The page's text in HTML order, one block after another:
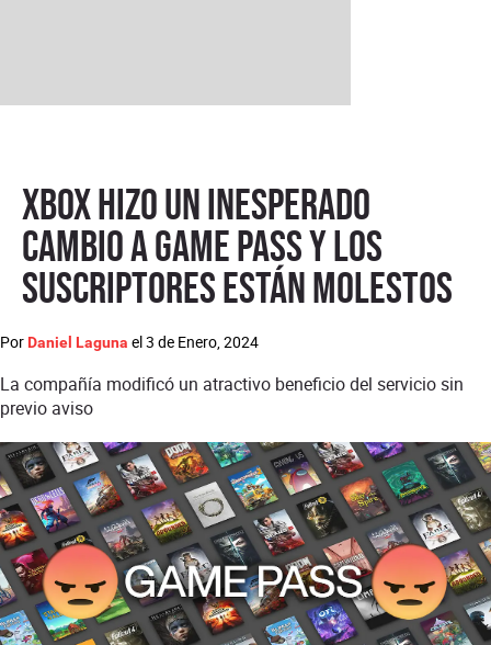
Xbox hizo un inesperado
cambio a Game Pass y los
suscriptores están molestos
Por Daniel Laguna el3 de Enero, 2024
La compañía modificó un atractivo beneficio del servicio sin
previo aviso